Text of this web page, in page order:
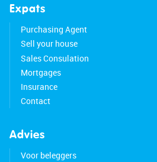
Expats
Purchasing Agent
Sell your house
Sales Consulation
Mortgages
Insurance
Contact
Advies
Voor beleggers